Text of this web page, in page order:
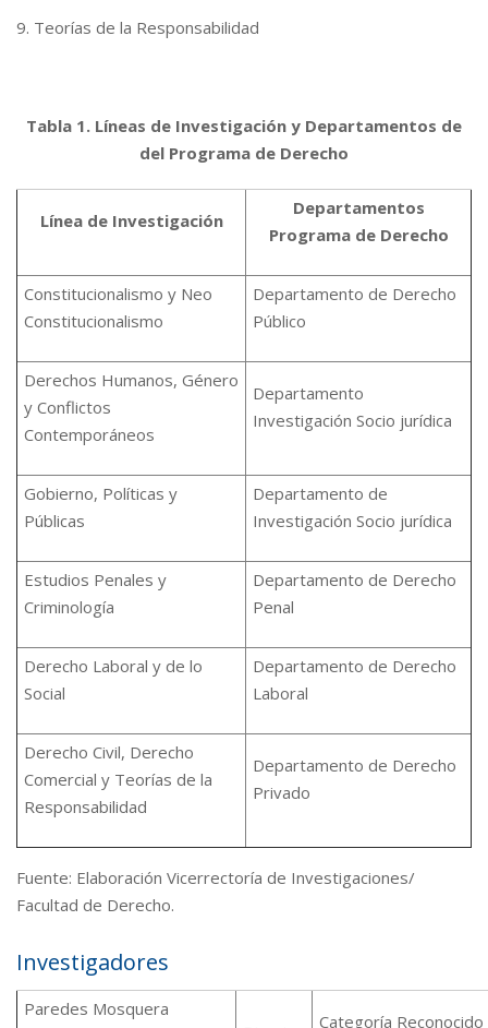
9. Teorías de la Responsabilidad
Tabla 1. Líneas de Investigación y Departamentos de
del Programa de Derecho
Línea de Investigación
Departamentos
Programa de Derecho
Constitucionalismo y Neo
Constitucionalismo
Departamento de Derecho
Público
Derechos Humanos, Género
y Conflictos
Contemporáneos
Departamento
Investigación Socio jurídica
Gobierno, Políticas y
Públicas
Departamento de
Investigación Socio jurídica
Estudios Penales y
Criminología
Departamento de Derecho
Penal
Derecho Laboral y de lo
Social
Departamento de Derecho
Laboral
Derecho Civil, Derecho
Comercial y Teorías de la
Responsabilidad
Departamento de Derecho
Privado
Fuente: Elaboración Vicerrectoría de Investigaciones/
Facultad de Derecho.
Investigadores
Paredes Mosquera
Categoría Reconocido